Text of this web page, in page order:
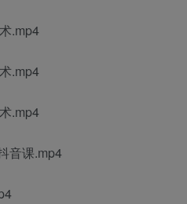
.mp4
.mp4
.mp4
音课.mp4